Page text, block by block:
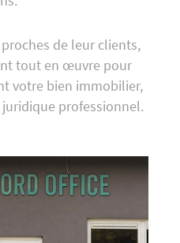
de leur clients,
tout en œuvre pour
votre bien immobilier,
professionnel.